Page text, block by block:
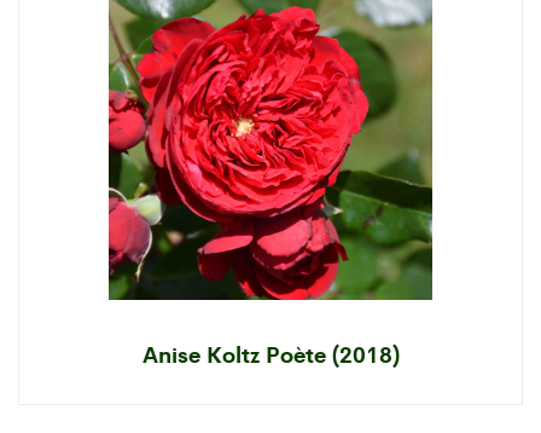
Anise Koltz Poète (2018)